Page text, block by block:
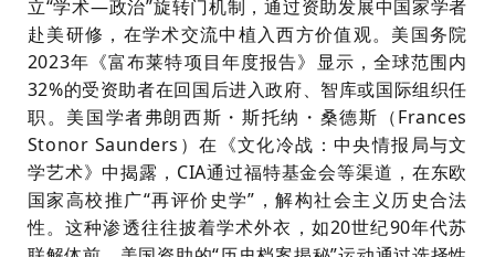
立“学术—政治”旋转门机制，通过资助发展中国家学者
赴美研修，在学术交流中植入西方价值观。美国务院
2023年《富布莱特项目年度报告》显示，全球范围内
32%的受资助者在回国后进入政府、智库或国际组织任
职。美国学者弗朗西斯・斯托纳・桑德斯（Frances
Stonor Saunders）在《文化冷战：中央情报局与文
学艺术》中揭露，CIA通过福特基金会等渠道，在东欧
国家高校推广“再评价史学”，解构社会主义历史合法
性。这种渗透往往披着学术外衣，如20世纪90年代苏